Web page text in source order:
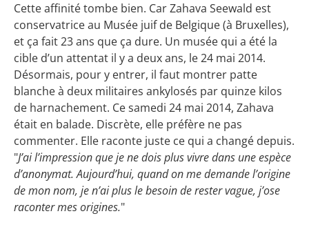
Cette affinité tombe bien. Car Zahava Seewald est
conservatrice au Musée juif de Belgique (à Bruxelles),
et ça fait 23 ans que ça dure. Un musée qui a été la
cible d’un attentat il y a deux ans, le 24 mai 2014.
Désormais, pour y entrer, il faut montrer patte
blanche à deux militaires ankylosés par quinze kilos
de harnachement. Ce samedi 24 mai 2014, Zahava
était en balade. Discrète, elle préfère ne pas
commenter. Elle raconte juste ce qui a changé depuis.
"J’ai l’impression que je ne dois plus vivre dans une espèce
d’anonymat. Aujourd’hui, quand on me demande l’origine
de mon nom, je n’ai plus le besoin de rester vague, j’ose
raconter mes origines."